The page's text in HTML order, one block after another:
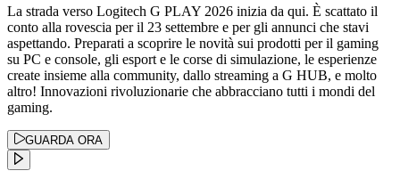
La strada verso Logitech G PLAY 2026 inizia da qui. È scattato il
conto alla rovescia per il 23 settembre e per gli annunci che stavi
aspettando. Preparati a scoprire le novità sui prodotti per il gaming
su PC e console, gli esport e le corse di simulazione, le esperienze
create insieme alla community, dallo streaming a G HUB, e molto
altro! Innovazioni rivoluzionarie che abbracciano tutti i mondi del
gaming.
GUARDA ORA